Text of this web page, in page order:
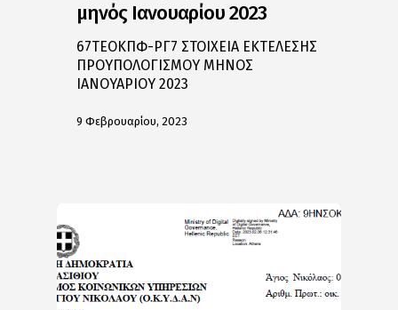
μηνός Ιανουαρίου 2023
67ΤΕΟΚΠΦ-ΡΓ7 ΣΤΟΙΧΕΙΑ ΕΚΤΕΛΕΣΗΣ
ΠΡΟΥΠΟΛΟΓΙΣΜΟΥ ΜΗΝΟΣ
ΙΑΝΟΥΑΡΙΟΥ 2023
9 Φεβρουαρίου, 2023